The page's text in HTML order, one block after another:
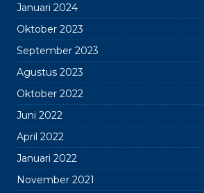
Januari 2024
Oktober 2023
September 2023
Agustus 2023
Oktober 2022
Juni 2022
April 2022
Januari 2022
November 2021